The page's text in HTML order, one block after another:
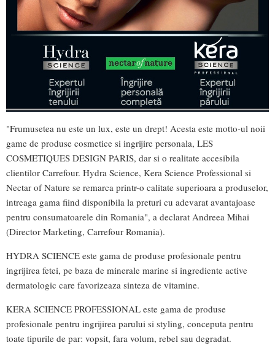
"Frumusetea nu este un lux, este un drept! Acesta este motto-ul noii
game de produse cosmetice si ingrijire personala, LES
COSMETIQUES DESIGN PARIS, dar si o realitate accesibila
clientilor Carrefour. Hydra Science, Kera Science Professional si
Nectar of Nature se remarca printr-o calitate superioara a produselor,
intreaga gama fiind disponibila la preturi cu adevarat avantajoase
pentru consumatoarele din Romania", a declarat Andreea Mihai
(Director Marketing, Carrefour Romania).
HYDRA SCIENCE este gama de produse profesionale pentru
ingrijirea fetei, pe baza de minerale marine si ingrediente active
dermatologic care favorizeaza sinteza de vitamine.
KERA SCIENCE PROFESSIONAL este gama de produse
profesionale pentru ingrijirea parului si styling, conceputa pentru
toate tipurile de par: vopsit, fara volum, rebel sau degradat.